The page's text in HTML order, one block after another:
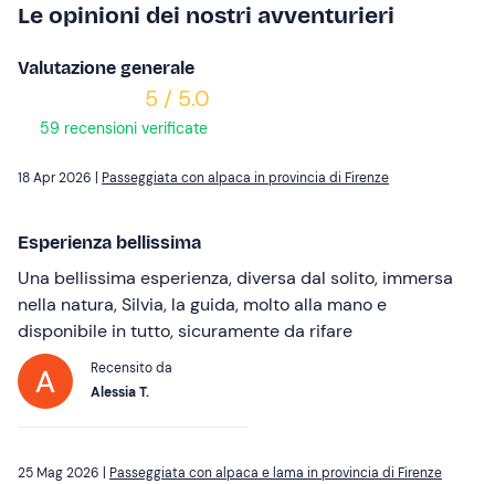
Le opinioni dei nostri avventurieri
Valutazione generale
5 / 5.0
59 recensioni verificate
18 Apr 2026 | Passeggiata con alpaca in provincia di Firenze
Esperienza bellissima
Una bellissima esperienza, diversa dal solito, immersa
nella natura, Silvia, la guida, molto alla mano e
disponibile in tutto, sicuramente da rifare
Recensito da
Alessia T.
25 Mag 2026 | Passeggiata con alpaca e lama in provincia di Firenze